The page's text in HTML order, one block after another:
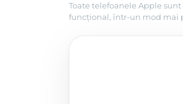
Toate telefoanele Apple
funcțional, într-un mod mai